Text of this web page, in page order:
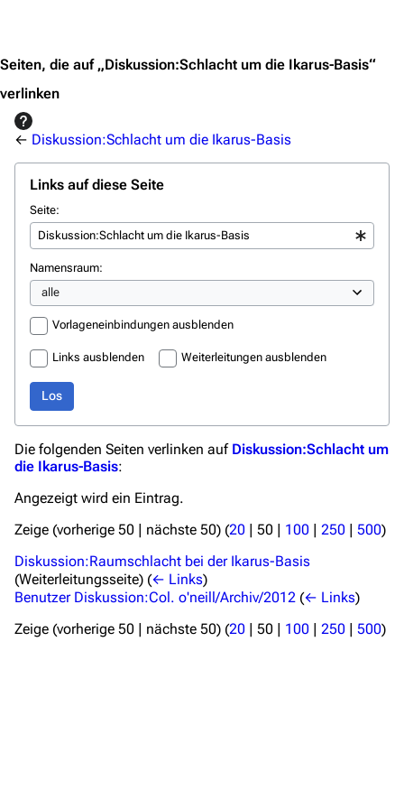
Das Stargate-Universum
Themenportal
Personen
Objekte
Zeitleiste
Mitmachen
Hilfe
Autorenportal
Themengruppen
Letzte Änderungen
FAQ
Seiten, die auf „Diskussion:Schlacht um die Ikarus-Basis“
verlinken
← Diskussion:Schlacht um die Ikarus-Basis
Links auf diese Seite
Seite:
Namensraum:
Vorlageneinbindungen ausblenden
Links ausblenden Weiterleitungen ausblenden
Los
Die folgenden Seiten verlinken auf Diskussion:Schlacht um
die Ikarus-Basis:
Angezeigt wird ein Eintrag.
Zeige (vorherige 50 nächste 50) (20 50 100 250 500)
Diskussion:Raumschlacht bei der Ikarus-Basis
(Weiterleitungsseite) (← Links)
Benutzer Diskussion:Col. o'neill/Archiv/2012 (← Links)
Zeige (vorherige 50 nächste 50) (20 50 100 250 500)